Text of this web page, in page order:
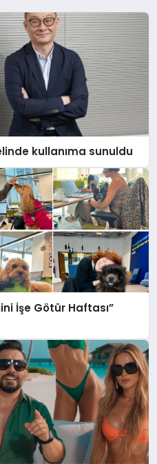
kullanıma sunuldu
İşe Götür Haftası”